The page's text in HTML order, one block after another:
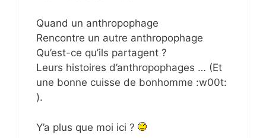
Quand un anthropophage
Rencontre un autre anthropophage
Qu’est-ce qu’ils partagent ?
Leurs histoires d’anthropophages … (Et
une bonne cuisse de bonhomme :w00t:
).
Y’a plus que moi ici ?